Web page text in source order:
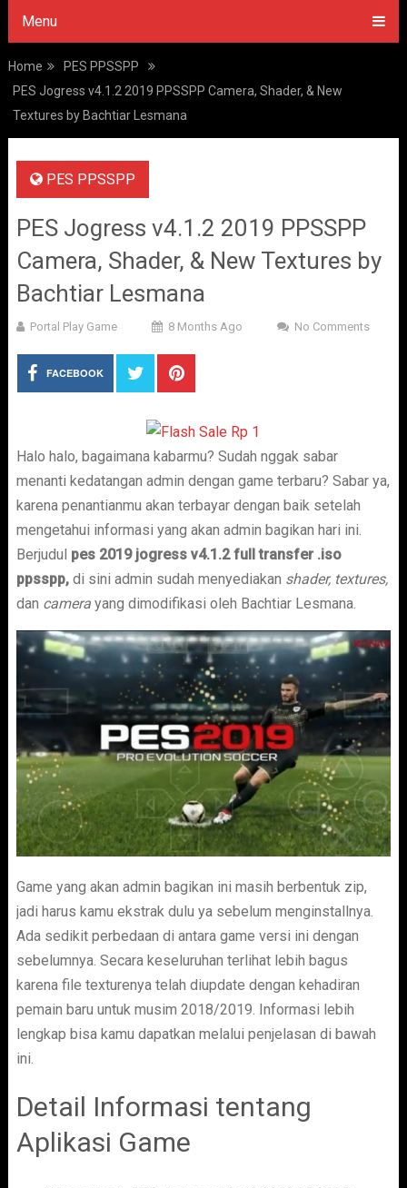
Menu
Home
PES PPSSPP
PES Jogress v4.1.2 2019 PPSSPP Camera, Shader, & New
Textures by Bachtiar Lesmana
PES PPSSPP
PES Jogress v4.1.2 2019 PPSSPP
Camera, Shader, & New Textures by
Bachtiar Lesmana
Portal Play Game 8 Months Ago No Comments
FACEBOOK
Halo halo, bagaimana kabarmu? Sudah nggak sabar
menanti kedatangan admin dengan game terbaru? Sabar ya,
karena penantianmu akan terbayar dengan baik setelah
mengetahui informasi yang akan admin bagikan hari ini.
Berjudul pes 2019 jogress v4.1.2 full transfer .iso
ppsspp, di sini admin sudah menyediakan shader, textures,
dan camera yang dimodifikasi oleh Bachtiar Lesmana.
Game yang akan admin bagikan ini masih berbentuk zip,
jadi harus kamu ekstrak dulu ya sebelum menginstallnya.
Ada sedikit perbedaan di antara game versi ini dengan
sebelumnya. Secara keseluruhan terlihat lebih bagus
karena file texturenya telah diupdate dengan kehadiran
pemain baru untuk musim 2018/2019. Informasi lebih
lengkap bisa kamu dapatkan melalui penjelasan di bawah
ini.
Detail Informasi tentang
Aplikasi Game